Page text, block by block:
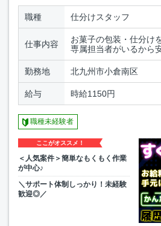
職種 仕分けスタッフ
仕事内容
お菓子の包装・仕分
専属担当者がいるから
勤務地 北九州市小倉南区
給与 時給1150円
職種未経験者
ここがオススメ！
＜人気案件＞簡単なもくもく作業
が中心♪
＼サポート体制しっかり！未経験
歓迎◎／